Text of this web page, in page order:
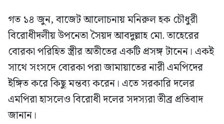
গত ১৪ জুন, বাজেট আলোচনায় মনিরুল হক চৌধুরী
বিরোধীদলীয় উপনেতা সৈয়দ আবদুল্লাহ মো. তাহেরের
বোরকা পরিহিত স্ত্রীর অতীতের একটি প্রসঙ্গ টানেন। একই
সাথে সংসদে বোরকা পরা জামায়াতের নারী এমপিদের
ইঙ্গিত করে কিছু মন্তব্য করেন। এতে সরকারি দলের
এমপিরা হাসলেও বিরোধী দলের সদস্যরা তীব্র প্রতিবাদ
জানান।